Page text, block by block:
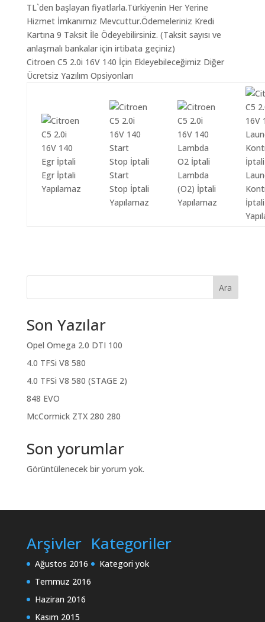
TL`den başlayan fiyatlarla.Türkiyenin Her Yerine
Hizmet İmkanımız Mevcuttur.Ödemeleriniz Kredi
Kartına 9 Taksit İle Ödeyebilirsiniz. (Taksit sayısı ve
anlaşmalı bankalar için irtibata geçiniz)
Citroen C5 2.0i 16V 140 İçin Ekleyebileceğimiz Diğer
Ücretsiz Yazılım Opsiyonları
Egr İptali
Yapılamaz
Start
Stop İptali
Yapılamaz
Lambda
(O2) İptali
Yapılamaz
İptali
Ara
Son Yazılar
Opel Omega 2.0 DTI 100
4.0 TFSi V8 580
4.0 TFSi V8 580 (STAGE 2)
848 EVO
McCormick ZTX 280 280
Son yorumlar
Görüntülenecek bir yorum yok.
Arşivler
Ağustos 2016
Temmuz 2016
Haziran 2016
Kasım 2015
Kategoriler
Kategori yok